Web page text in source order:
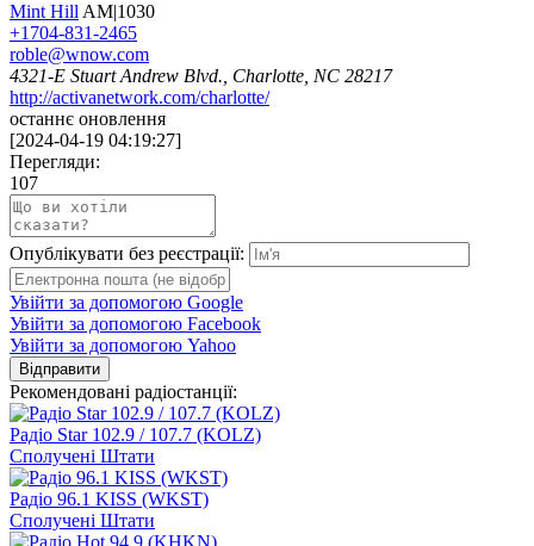
Mint Hill AM|1030
+1704-831-2465
roble@wnow.com
4321-E Stuart Andrew Blvd., Charlotte, NC 28217
http://activanetwork.com/charlotte/
останнє оновлення
[2024-04-19 04:19:27]
Перегляди:
107
Опублікувати без реєстрації:
Увійти за допомогою Google
Увійти за допомогою Facebook
Увійти за допомогою Yahoo
Відправити
Рекомендовані радіостанції:
Радіо Star 102.9 / 107.7 (KOLZ)
Сполучені Штати
Радіо 96.1 KISS (WKST)
Сполучені Штати